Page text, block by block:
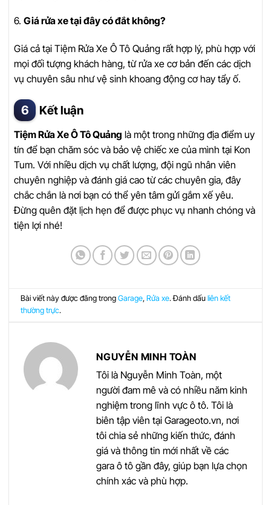
6. Giá rửa xe tại đây có đắt không?
Giá cả tại Tiệm Rửa Xe Ô Tô Quảng rất hợp lý, phù hợp với
mọi đối tượng khách hàng, từ rửa xe cơ bản đến các dịch
vụ chuyên sâu như vệ sinh khoang động cơ hay tẩy ố.
Kết luận
Tiệm Rửa Xe Ô Tô Quảng là một trong những địa điểm uy
tín để bạn chăm sóc và bảo vệ chiếc xe của mình tại Kon
Tum. Với nhiều dịch vụ chất lượng, đội ngũ nhân viên
chuyên nghiệp và đánh giá cao từ các chuyên gia, đây
chắc chắn là nơi bạn có thể yên tâm gửi gắm xế yêu.
Đừng quên đặt lịch hẹn để được phục vụ nhanh chóng và
tiện lợi nhé!
Bài viết này được đăng trongGarage,Rửa xe. Đánh dấuliên kết
thường trực.
NGUYỄN MINH TOÀN
Tôi là Nguyễn Minh Toàn, một
người đam mê và có nhiều năm kinh
nghiệm trong lĩnh vực ô tô. Tôi là
biên tập viên tại Garageoto.vn, nơi
tôi chia sẻ những kiến thức, đánh
giá và thông tin mới nhất về các
gara ô tô gần đây, giúp bạn lựa chọn
chính xác và phù hợp.